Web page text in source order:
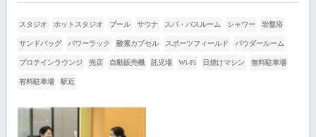
スタジオ ホットスタジオ プール サウナ スパ・バスルーム シャワー 岩盤浴
サンドバッグ パワーラック 酸素カプセル スポーツフィールド パウダールーム
プロテインラウンジ 売店 自動販売機 託児場 Wi-Fi 日焼けマシン 無料駐車場
有料駐車場 駅近